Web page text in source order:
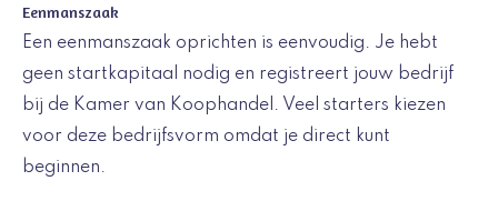
Eenmanszaak
Een eenmanszaak oprichten is eenvoudig. Je hebt
geen startkapitaal nodig en registreert jouw bedrijf
bij de Kamer van Koophandel. Veel starters kiezen
voor deze bedrijfsvorm omdat je direct kunt
beginnen.